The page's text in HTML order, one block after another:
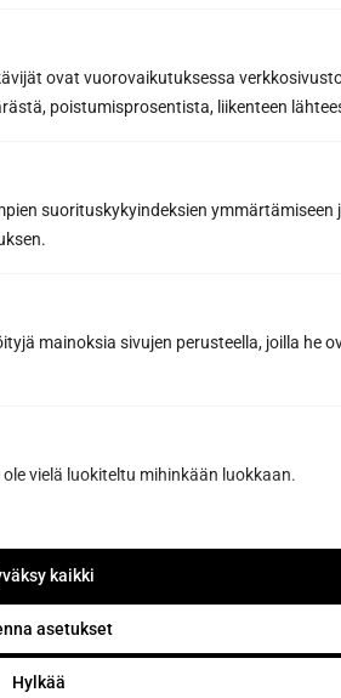
ovat vuorovaikutuksessa
poistumisprosentista, liikenteen
suorituskykyindeksien ymmärtämiseen
mainoksia sivujen perusteella, joilla he
vielä luokiteltu mihinkään luokkaan.
Hylkää
asetukset
kaikki
Jyväskylä, Finland
på vardagar kl. 07.00-15.00